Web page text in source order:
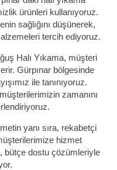
ürünleri kullanıyoruz.
sağlığını düşünerek,
tercih ediyoruz.
Halı Yıkama, müşteri
Gürpınar bölgesinde
ile tanınıyoruz.
zamanını
yanı sıra, rekabetçi
hizmet
bütçe dostu çözümleriyle